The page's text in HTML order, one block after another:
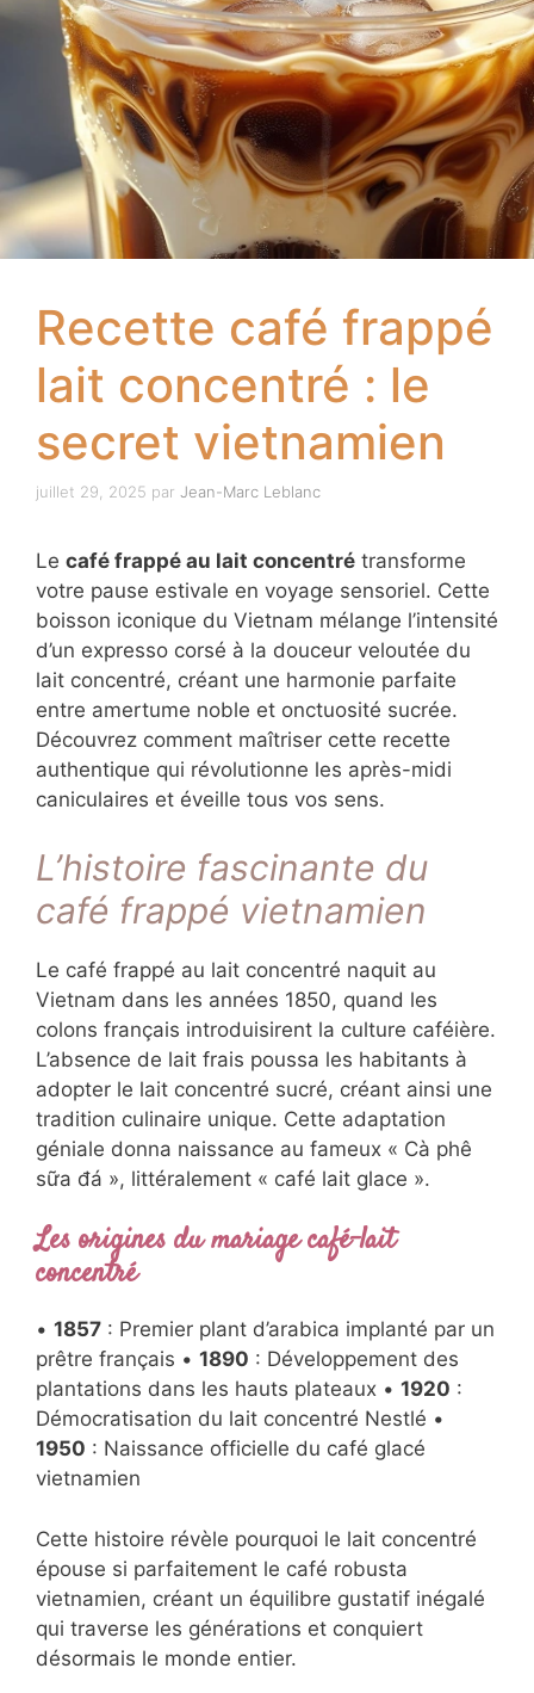
Recette café frappé
lait concentré : le
secret vietnamien
juillet 29, 2025 par Jean-Marc Leblanc
Le café frappé au lait concentré transforme
votre pause estivale en voyage sensoriel. Cette
boisson iconique du Vietnam mélange l’intensité
d’un expresso corsé à la douceur veloutée du
lait concentré, créant une harmonie parfaite
entre amertume noble et onctuosité sucrée.
Découvrez comment maîtriser cette recette
authentique qui révolutionne les après-midi
caniculaires et éveille tous vos sens.
L’histoire fascinante du
café frappé vietnamien
Le café frappé au lait concentré naquit au
Vietnam dans les années 1850, quand les
colons français introduisirent la culture caféière.
L’absence de lait frais poussa les habitants à
adopter le lait concentré sucré, créant ainsi une
tradition culinaire unique. Cette adaptation
géniale donna naissance au fameux « Cà phê
sữa đá », littéralement « café lait glace ».
Les origines du mariage café-lait
concentré
• 1857 : Premier plant d’arabica implanté par un
prêtre français • 1890 : Développement des
plantations dans les hauts plateaux • 1920 :
Démocratisation du lait concentré Nestlé •
1950 : Naissance officielle du café glacé
vietnamien
Cette histoire révèle pourquoi le lait concentré
épouse si parfaitement le café robusta
vietnamien, créant un équilibre gustatif inégalé
qui traverse les générations et conquiert
désormais le monde entier.